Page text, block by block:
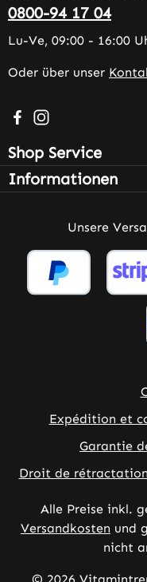
0800-94 17 04
Lu-Ve, 09:00 - 16:00
Oder über unser
Besuche uns auf
Schau auf
Shop Service
Informationen
Unsere
Expédition et
Garantie
Droit de rétractation
Alle Preise inkl.
Versandkosten und
nicht